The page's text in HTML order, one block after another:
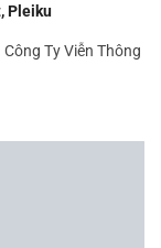
Pleiku
Ty Viễn Thông